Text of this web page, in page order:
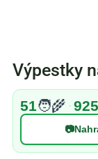
Výpestky
51🧑‍🌾 · 925
📷